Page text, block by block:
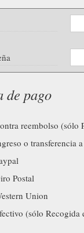
de pago
reembolso (sólo
o transferencia
Postal
Union
(sólo Recogida